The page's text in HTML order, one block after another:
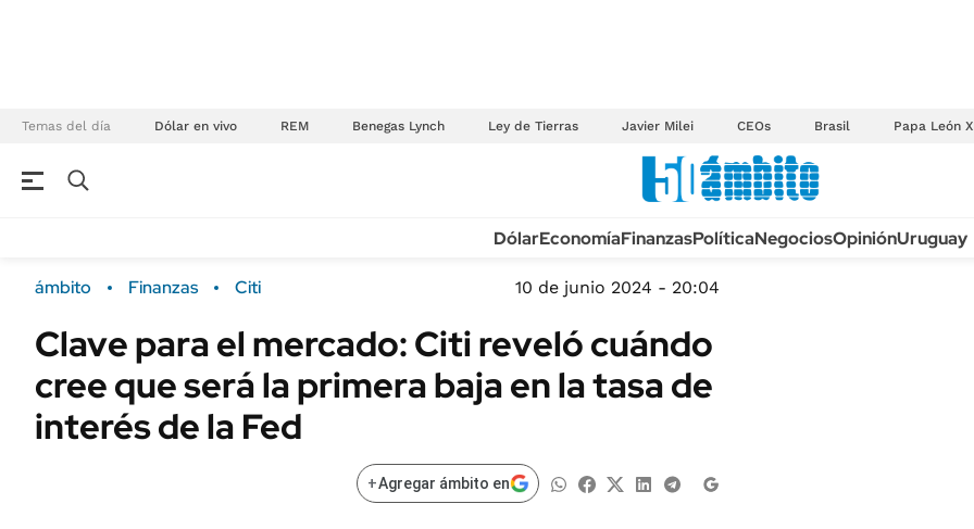
Temas del día Dólar en vivo REM Benegas Lynch Ley de Tierras Javier Milei CEOs Brasil Papa León
Campo
FINANZAS
Dólar
Sustentabilidad
Seguros
ENERGY REPORT
TECNOLOGÍA
MÉXICO
MUNDO
INFORMACIÓN GENERAL
DólarEconomíaFinanzasPolíticaNegociosOpiniónUruguay
ámbito Finanzas Citi 10 de junio 2024 - 20:04
Clave para el mercado: Citi reveló cuándo
cree que será la primera baja en la tasa de
interés de la Fed
+Agregar ámbito en